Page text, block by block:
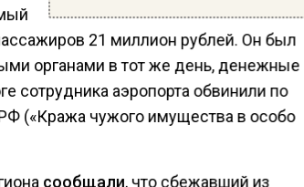
21 миллион рублей. Он был
органами в тот же день, денежные
сотрудника аэропорта обвинили по
РФ («Кража чужого имущества в особо
сообщали, что сбежавший из